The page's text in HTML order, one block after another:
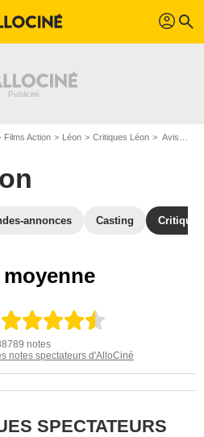
profil search
Films Action Léon Critiques Léon Avis : Léon - Page 7
annonces Casting
notes
notes spectateurs d'AlloCiné
SPECTATEURS